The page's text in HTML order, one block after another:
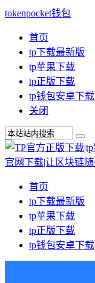
tokenpocket钱包
首页
tp下载最新版
tp苹果下载
tp正版下载
tp钱包安卓下载
关闭
首页
tp下载最新版
tp苹果下载
tp正版下载
tp钱包安卓下载